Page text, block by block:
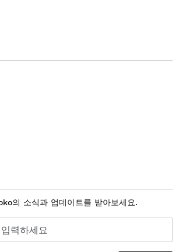
의 소식과 업데이트를 받아보세요.
력하세요